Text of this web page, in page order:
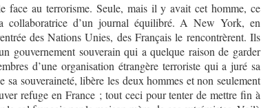
face au terrorisme. Seule, mais il y avait cet homme, ce
d’un journal équilibré. A New York, en
des Nations Unies, des Français le rencontrèrent. Ils
gouvernement souverain qui a quelque raison de garder
d’une organisation étrangère terroriste qui a juré sa
sa souveraineté, libère les deux hommes et non seulement
refuge en France ; tout ceci pour tenter de mettre fin à